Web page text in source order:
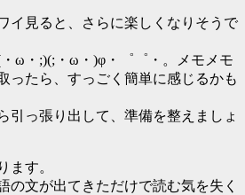
見ると、さらに楽しくなりそうで
ω・;)(;・ω・)φ・゜゜・。メモメモ
ったら、すっごく簡単に感じるかも
引っ張り出して、準備を整えましょ
ます。
の文が出てきただけで読む気を失く